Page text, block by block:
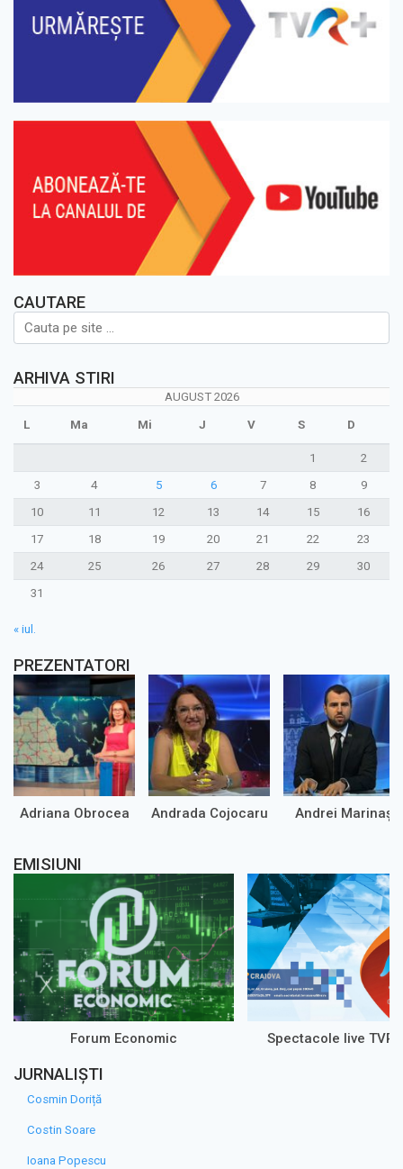
CAUTARE
ARHIVA STIRI
AUGUST 2026
L Ma Mi J V S D
1
2
3
4 5 6 7 8
9
10
11 12 13 14 15
16
17
18 19 20 21 22
23
24
25 26 27 28 29
30
31
« iul.
PREZENTATORI
Adriana Obrocea Andrada Cojocaru Andrei Marinaș
EMISIUNI
Forum Economic Spectacole live TVR
JURNALIȘTI
Cosmin Doriță
Costin Soare
Ioana Popescu